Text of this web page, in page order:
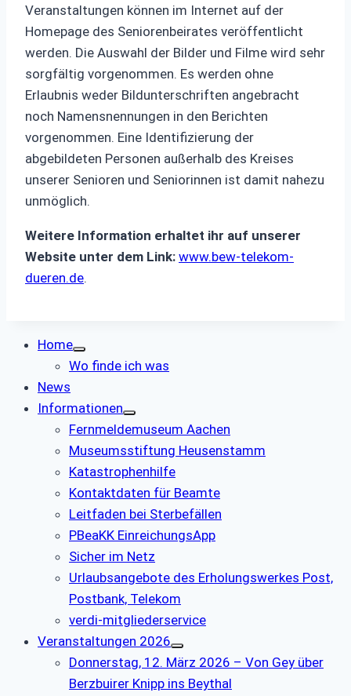
Veranstaltungen können im Internet auf der
Homepage des Seniorenbeirates veröffentlicht
werden. Die Auswahl der Bilder und Filme wird sehr
sorgfältig vorgenommen. Es werden ohne
Erlaubnis weder Bildunterschriften angebracht
noch Namensnennungen in den Berichten
vorgenommen. Eine Identifizierung der
abgebildeten Personen außerhalb des Kreises
unserer Senioren und Seniorinnen ist damit nahezu
unmöglich.
Weitere Information erhaltet ihr auf unserer
Website unter dem Link: www.bew-telekom-
dueren.de.
Home
Wo finde ich was
News
Informationen
Fernmeldemuseum Aachen
Museumsstiftung Heusenstamm
Katastrophenhilfe
Kontaktdaten für Beamte
Leitfaden bei Sterbefällen
PBeaKK EinreichungsApp
Sicher im Netz
Urlaubsangebote des Erholungswerkes Post,
Postbank, Telekom
verdi-mitgliederservice
Veranstaltungen 2026
Donnerstag, 12. März 2026 – Von Gey über
Berzbuirer Knipp ins Beythal